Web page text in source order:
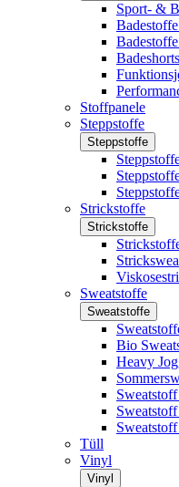
Sport- &
Stoffpanele
Steppstoffe
Steppstoffe
Strickstoffe
Strickstoffe
Sweatstoffe
Sweatstoffe
Bio
Heavy
Tüll
Vinyl
Vinyl